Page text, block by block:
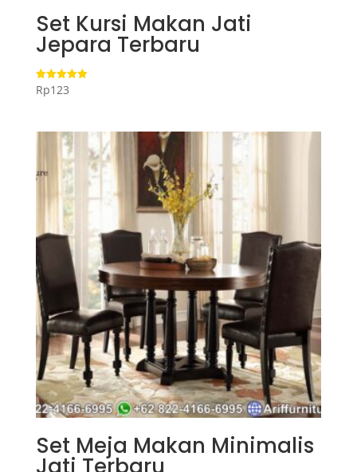
Set Kursi Makan Jati
Jepara Terbaru
Dinilai
5.00
Rp123
Set Meja Makan Minimalis
Jati Terbaru